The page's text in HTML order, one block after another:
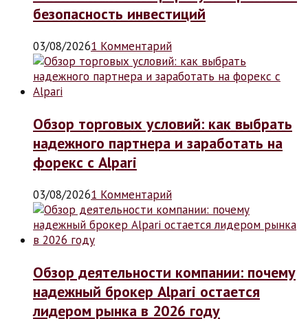
безопасность инвестиций
03/08/20261 Комментарий
Обзор торговых условий: как выбрать
надежного партнера и заработать на
форекс с Alpari
03/08/20261 Комментарий
Обзор деятельности компании: почему
надежный брокер Alpari остается
лидером рынка в 2026 году